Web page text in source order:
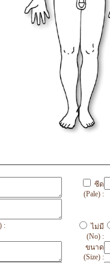
ซีด
(Pale) :
:
ไม่มี
(No) :
ขนาด
(Size) :